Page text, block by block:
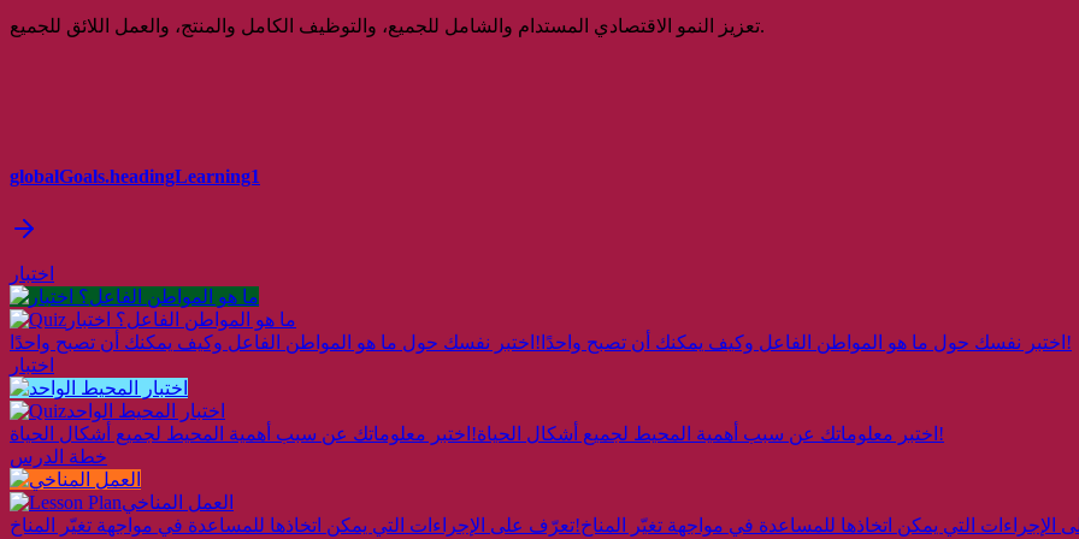
تعزيز النمو الاقتصادي المستدام والشامل للجميع، والتوظيف الكامل والمنتج، والعمل اللائق للجميع.
globalGoals.headingLearning1
اختبار
ما هو المواطن الفاعل؟ اختبار
اختبر نفسك حول ما هو المواطن الفاعل وكيف يمكنك أن تصبح واحدًا! اختبر نفسك حول ما هو المواطن الفاعل وكيف يمكنك أن تصبح واحدًا!
اختبار
اختبار المحيط الواحد
اختبر معلوماتك عن سبب أهمية المحيط لجميع أشكال الحياة! اختبر معلوماتك عن سبب أهمية المحيط لجميع أشكال الحياة!
خطة الدرس
العمل المناخي
الإجراءات التي يمكن اتخاذها للمساعدة في مواجهة تغيّر المناخ!